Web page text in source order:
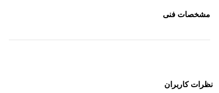
مشخصات فنی
نظرات کاربران